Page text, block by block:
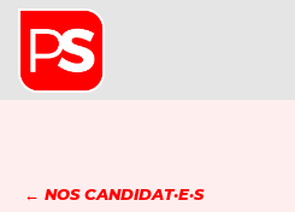
← NOS CANDIDAT·E·S